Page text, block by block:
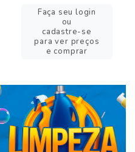
Faça seu login
ou
cadastre-se
para ver preços
e comprar